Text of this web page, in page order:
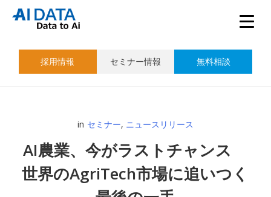
採用情報 セミナー情報 無料相談
in セミナー, ニュースリリース
AI農業、今がラストチャンス
世界のAgriTech市場に追いつく